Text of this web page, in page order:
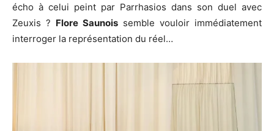
écho à celui peint par Parrhasios dans son duel avec
Zeuxis ? Flore Saunois semble vouloir immédiatement
interroger la représentation du réel…